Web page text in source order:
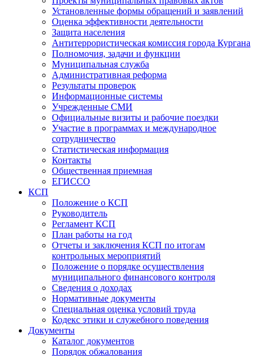
Установленные формы обращений и заявлений
Оценка эффективности деятельности
Защита населения
Антитеррористическая комиссия города Кургана
Полномочия, задачи и функции
Муниципальная служба
Административная реформа
Результаты проверок
Информационные системы
Учрежденные СМИ
Официальные визиты и рабочие поездки
Участие в программах и международное
сотрудничество
Статистическая информация
Контакты
Общественная приемная
ЕГИССО
КСП
Положение о КСП
Руководитель
Регламент КСП
План работы на год
Отчеты и заключения КСП по итогам
контрольных мероприятий
Положение о порядке осуществления
муниципального финансового контроля
Сведения о доходах
Нормативные документы
Специальная оценка условий труда
Кодекс этики и служебного поведения
Документы
Каталог документов
Порядок обжалования